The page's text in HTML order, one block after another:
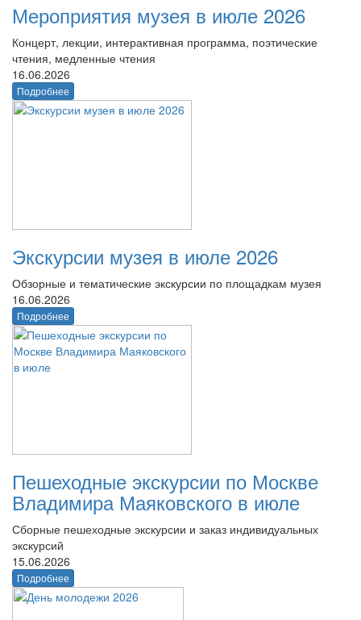
Мероприятия музея в июле 2026
Концерт, лекции, интерактивная программа, поэтические
чтения, медленные чтения
16.06.2026
Подробнее
Экскурсии музея в июле 2026
Обзорные и тематические экскурсии по площадкам музея
16.06.2026
Подробнее
Пешеходные экскурсии по Москве
Владимира Маяковского в июле
Сборные пешеходные экскурсии и заказ индивидуальных
экскурсий
15.06.2026
Подробнее